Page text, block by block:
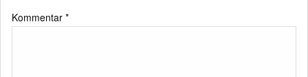
Kommentar *